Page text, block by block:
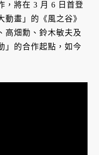
，將在 3 月 6 日首登
動畫」的《風之谷》
高畑勳、鈴木敏夫及
」的合作起點，如今